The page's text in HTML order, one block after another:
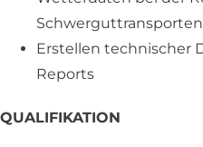
Schwerguttransporten
Erstellen technischer
Reports
QUALIFIKATION